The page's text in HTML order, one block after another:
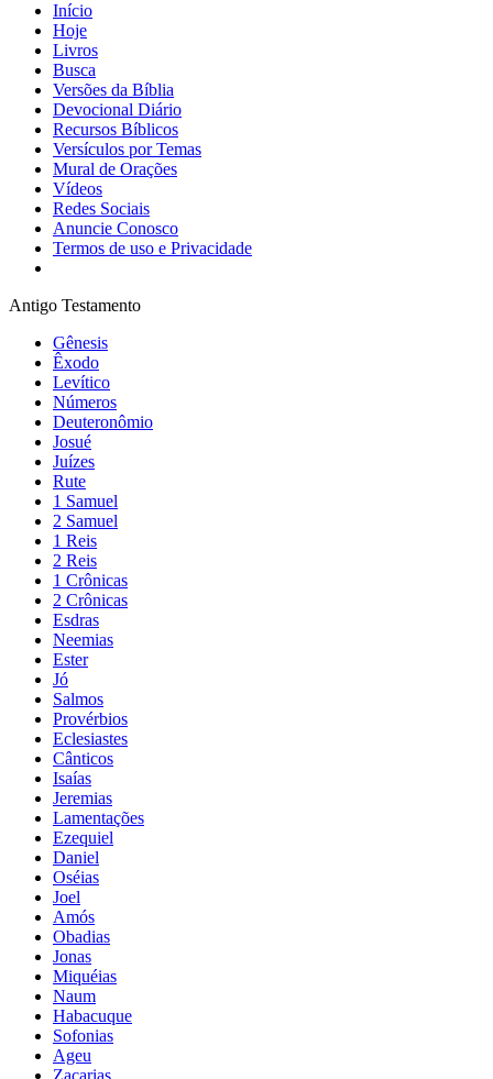
Início
Hoje
Livros
Busca
Versões da Bíblia
Devocional Diário
Recursos Bíblicos
Versículos por Temas
Mural de Orações
Vídeos
Redes Sociais
Anuncie Conosco
Termos de uso e Privacidade
Antigo Testamento
Gênesis
Êxodo
Levítico
Números
Deuteronômio
Josué
Juízes
Rute
1 Samuel
2 Samuel
1 Reis
2 Reis
1 Crônicas
2 Crônicas
Esdras
Neemias
Ester
Jó
Salmos
Provérbios
Eclesiastes
Cânticos
Isaías
Jeremias
Lamentações
Ezequiel
Daniel
Oséias
Joel
Amós
Obadias
Jonas
Miquéias
Naum
Habacuque
Sofonias
Ageu
Zacarias